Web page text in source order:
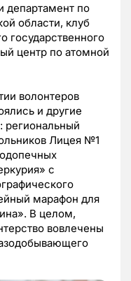
департамент по
области, клуб
государственного
центр по атомной
волонтеров
и другие
региональный
Лицея №1
с
марафон для
В целом,
вовлечены